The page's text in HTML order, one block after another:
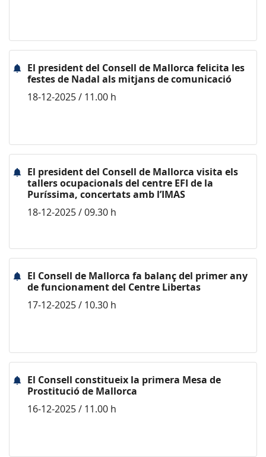
El president del Consell de Mallorca felicita les
festes de Nadal als mitjans de comunicació
18-12-2025 / 11.00 h
El president del Consell de Mallorca visita els
tallers ocupacionals del centre EFI de la
Puríssima, concertats amb l’IMAS
18-12-2025 / 09.30 h
El Consell de Mallorca fa balanç del primer any
de funcionament del Centre Libertas
17-12-2025 / 10.30 h
El Consell constitueix la primera Mesa de
Prostitució de Mallorca
16-12-2025 / 11.00 h